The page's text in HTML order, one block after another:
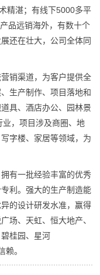
精湛；有线下5000多平
品远销海外，有数十个
还在壮大，公司全体同
销渠道，为客户提供全
生产制作、项目落地和
具、酒店办公、园林景
，项目涉及商圈、地
字楼、家居等领域，为
有一批经验丰富的优秀
利。强大的生产制造能
的设计研发水准，赢得
场、天虹、恒大地产、
桂园、星河
赖。